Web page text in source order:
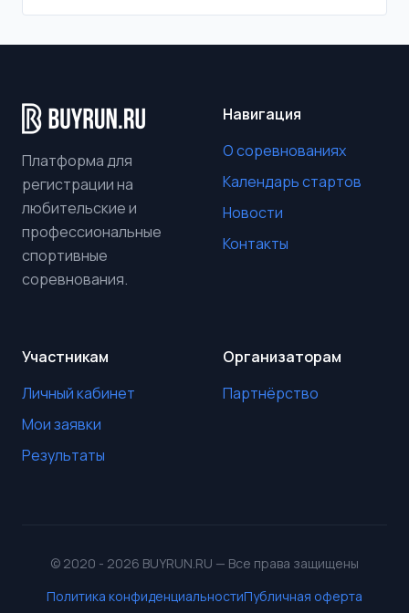
Платформа для
регистрации на
любительские и
профессиональные
спортивные
соревнования.
Навигация
О соревнованиях
Календарь стартов
Новости
Контакты
Участникам
Личный кабинет
Мои заявки
Результаты
Организаторам
Партнёрство
© 2020 - 2026 BUYRUN.RU — Все права защищены
Политика конфиденциальностиПубличная оферта